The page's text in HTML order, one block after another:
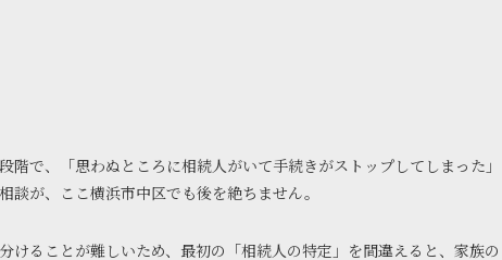
で、「思わぬところに相続人がいて手続きがストップしてしまった」
談が、ここ横浜市中区でも後を絶ちません。
ることが難しいため、最初の「相続人の特定」を間違えると、家族の